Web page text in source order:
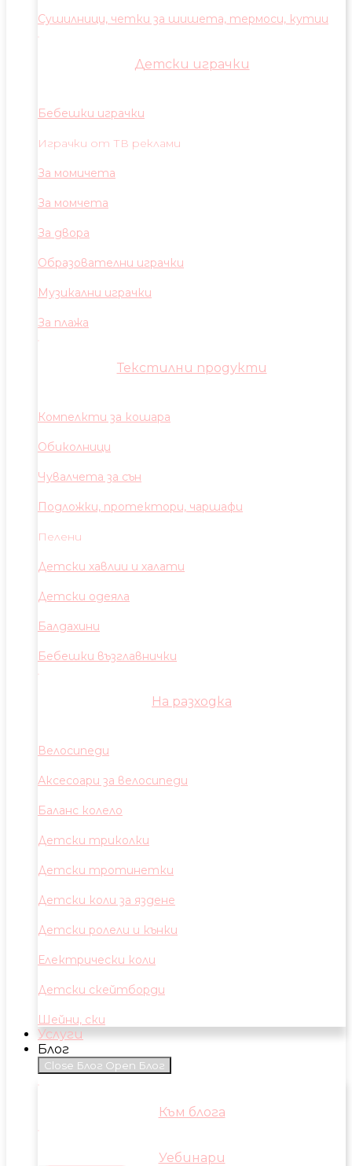
Сушилници, четки за шишета, термоси, кутии
Детски играчки
Бебешки играчки
Играчки от ТВ реклами
За момичета
За момчета
За двора
Образователни играчки
Музикални играчки
За плажа
Текстилни продукти
Компелкти за кошара
Обиколници
Чувалчета за сън
Подложки, протектори, чаршафи
Пелени
Детски хавлии и халати
Детски одеяла
Балдахини
Бебешки възглавнички
На разходка
Велосипеди
Аксесоари за велосипеди
Баланс колело
Детски триколки
Детски тротинетки
Детски коли за яздене
Детски ролели и кънки
Електрически коли
Детски скейтборди
Шейни, ски
Услуги
Блог
Close Блог Open Блог
Към блога
Уебинари